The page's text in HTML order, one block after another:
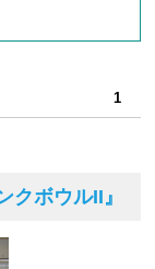
1
クボウルII』